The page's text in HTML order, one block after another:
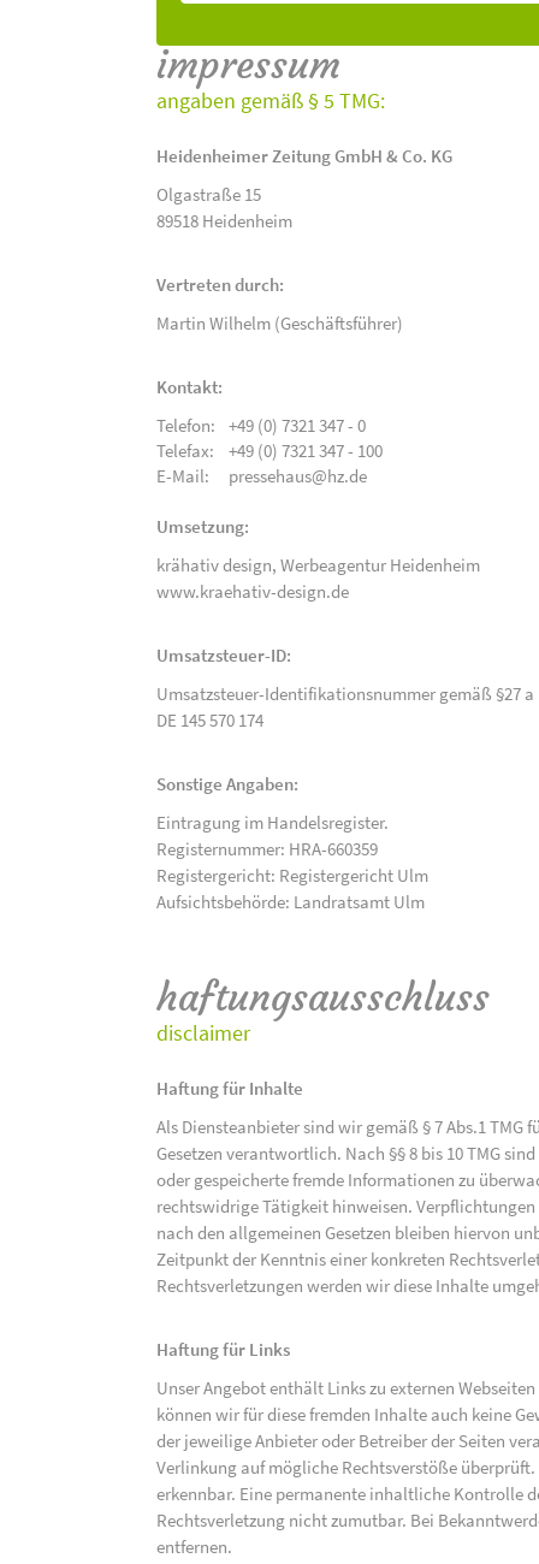
impressum
angaben gemäß § 5 TMG:
Heidenheimer Zeitung GmbH & Co. KG
Olgastraße 15
89518 Heidenheim
Vertreten durch:
Martin Wilhelm (Geschäftsführer)
Kontakt:
Telefon:
+49 (0) 7321 347 - 0
Telefax:
+49 (0) 7321 347 - 100
E-Mail:
pressehaus@hz.de
Umsetzung:
krähativ design, Werbeagentur Heidenheim
www.kraehativ-design.de
Umsatzsteuer-ID:
Umsatzsteuer-Identifikationsnummer gemäß §27 a
DE 145 570 174
Sonstige Angaben:
Eintragung im Handelsregister.
Registernummer: HRA-660359
Registergericht: Registergericht Ulm
Aufsichtsbehörde: Landratsamt Ulm
haftungsausschluss
disclaimer
Haftung für Inhalte
Als Diensteanbieter sind wir gemäß § 7 Abs.1
Gesetzen verantwortlich. Nach §§ 8 bis 10 TMG
oder gespeicherte fremde Informationen zu
rechtswidrige Tätigkeit hinweisen.
nach den allgemeinen Gesetzen bleiben hiervon
Zeitpunkt der Kenntnis einer konkreten
Rechtsverletzungen werden wir diese Inhalte
Haftung für Links
Unser Angebot enthält Links zu externen
können wir für diese fremden Inhalte auch keine
der jeweilige Anbieter oder Betreiber der Seiten
Verlinkung auf mögliche Rechtsverstöße
erkennbar. Eine permanente inhaltliche Kontrolle
Rechtsverletzung nicht zumutbar. Bei
entfernen.